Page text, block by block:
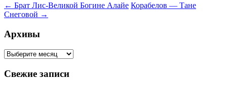
Навигация
по
записям
← Брат Лис-Великой Богине Алайе Корабелов — Тане
Снеговой →
Архивы
Архивы
Свежие записи